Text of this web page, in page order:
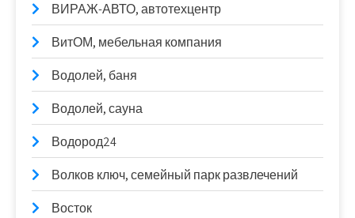
ВИРАЖ-АВТО, автотехцентр
ВитОМ, мебельная компания
Водолей, баня
Водолей, сауна
Водород24
Волков ключ, семейный парк развлечений
Восток